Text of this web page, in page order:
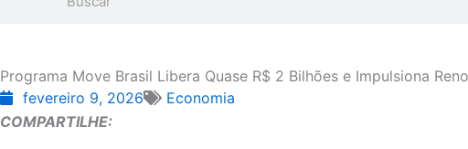
Programa Move Brasil Libera Quase R$ 2 Bilhões e Impulsiona
fevereiro 9, 2026
Economia
COMPARTILHE: